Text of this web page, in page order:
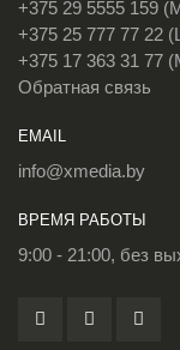
+375 29 5555 159
+375 25 777 77 22
+375 17 363 31 77
Обратная связь
EMAIL
info@xmedia.by
ВРЕМЯ РАБОТЫ
9:00 - 21:00, без